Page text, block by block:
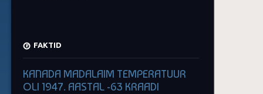
FAKTID
KANADA MADALAIM TEMPERATUUR
OLI 1947. AASTAL -63 KRAADI